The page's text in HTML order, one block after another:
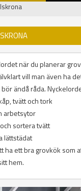
när du planerar
vill man även ha
ändå råda.
tvätt och tork
arbetsytor
sortera tvätt
lättstädat
ha ett bra grovkök som
hem.